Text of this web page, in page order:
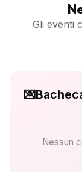
Gli eventi
💌
Nessun